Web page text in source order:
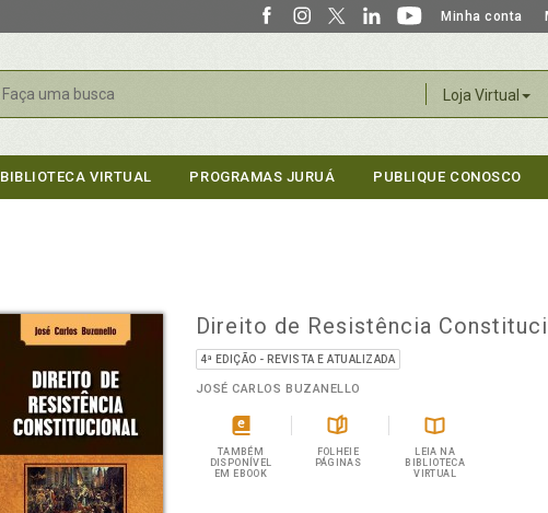
Minha conta
Loja Virtual
Buscar
BIBLIOTECA VIRTUAL PROGRAMAS JURUÁ PUBLIQUE CONOSCO
Direito de Resistência
4ª EDIÇÃO - REVISTA E ATUALIZADA
JOSÉ CARLOS BUZANELLO
TAMBÉM
DISPONÍVEL
EM EBOOK
FOLHEIE
PÁGINAS
LEIA NA
BIBLIOTECA
VIRTUAL